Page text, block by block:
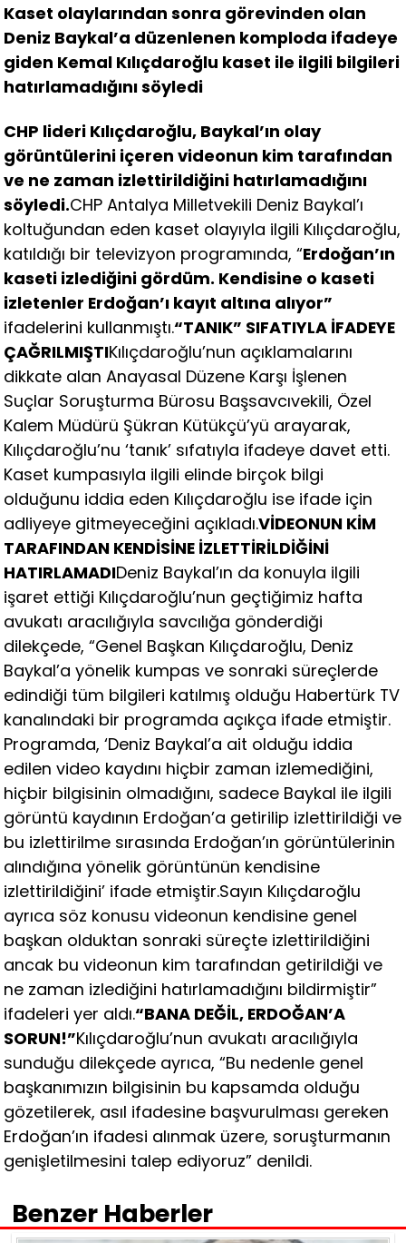
Kaset olaylarından sonra görevinden olan
Deniz Baykal’a düzenlenen komploda ifadeye
giden Kemal Kılıçdaroğlu kaset ile ilgili bilgileri
hatırlamadığını söyledi
CHP lideri Kılıçdaroğlu, Baykal’ın olay
görüntülerini içeren videonun kim tarafından
ve ne zaman izlettirildiğini hatırlamadığını
söyledi.CHP Antalya Milletvekili Deniz Baykal’ı
koltuğundan eden kaset olayıyla ilgili Kılıçdaroğlu,
katıldığı bir televizyon programında, “Erdoğan’ın
kaseti izlediğini gördüm. Kendisine o kaseti
izletenler Erdoğan’ı kayıt altına alıyor”
ifadelerini kullanmıştı.“TANIK” SIFATIYLA İFADEYE
ÇAĞRILMIŞTIKılıçdaroğlu’nun açıklamalarını
dikkate alan Anayasal Düzene Karşı İşlenen
Suçlar Soruşturma Bürosu Başsavcıvekili, Özel
Kalem Müdürü Şükran Kütükçü’yü arayarak,
Kılıçdaroğlu’nu ‘tanık’ sıfatıyla ifadeye davet etti.
Kaset kumpasıyla ilgili elinde birçok bilgi
olduğunu iddia eden Kılıçdaroğlu ise ifade için
adliyeye gitmeyeceğini açıkladı.VİDEONUN KİM
TARAFINDAN KENDİSİNE İZLETTİRİLDİĞİNİ
HATIRLAMADIDeniz Baykal’ın da konuyla ilgili
işaret ettiği Kılıçdaroğlu’nun geçtiğimiz hafta
avukatı aracılığıyla savcılığa gönderdiği
dilekçede, “Genel Başkan Kılıçdaroğlu, Deniz
Baykal’a yönelik kumpas ve sonraki süreçlerde
edindiği tüm bilgileri katılmış olduğu Habertürk TV
kanalındaki bir programda açıkça ifade etmiştir.
Programda, ‘Deniz Baykal’a ait olduğu iddia
edilen video kaydını hiçbir zaman izlemediğini,
hiçbir bilgisinin olmadığını, sadece Baykal ile ilgili
görüntü kaydının Erdoğan’a getirilip izlettirildiği ve
bu izlettirilme sırasında Erdoğan’ın görüntülerinin
alındığına yönelik görüntünün kendisine
izlettirildiğini’ ifade etmiştir.Sayın Kılıçdaroğlu
ayrıca söz konusu videonun kendisine genel
başkan olduktan sonraki süreçte izlettirildiğini
ancak bu videonun kim tarafından getirildiği ve
ne zaman izlediğini hatırlamadığını bildirmiştir”
ifadeleri yer aldı.“BANA DEĞİL, ERDOĞAN’A
SORUN!”Kılıçdaroğlu’nun avukatı aracılığıyla
sunduğu dilekçede ayrıca, “Bu nedenle genel
başkanımızın bilgisinin bu kapsamda olduğu
gözetilerek, asıl ifadesine başvurulması gereken
Erdoğan’ın ifadesi alınmak üzere, soruşturmanın
genişletilmesini talep ediyoruz” denildi.
Benzer Haberler